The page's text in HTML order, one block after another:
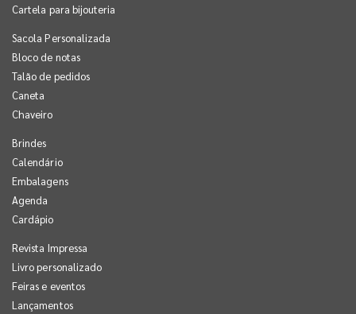
Cartela para bijouteria
Sacola Personalizada
Bloco de notas
Talão de pedidos
Caneta
Chaveiro
Brindes
Calendário
Embalagens
Agenda
Cardápio
Revista Impressa
Livro personalizado
Feiras e eventos
Lançamentos